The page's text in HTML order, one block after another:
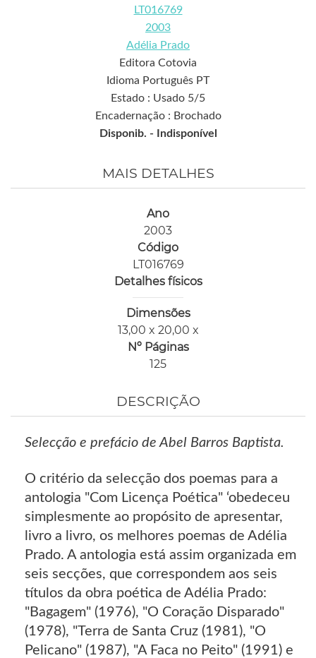
LT016769
2003
Adélia Prado
Editora Cotovia
Idioma Português PT
Estado : Usado 5/5
Encadernação : Brochado
Disponib. -
Indisponível
MAIS DETALHES
Ano
2003
Código
LT016769
Detalhes físicos
Dimensões
13,00 x 20,00 x
Nº Páginas
125
DESCRIÇÃO
Selecção e prefácio de Abel Barros Baptista.
O critério da selecção dos poemas para a
antologia "Com Licença Poética" ‘obedeceu
simplesmente ao propósito de apresentar,
livro a livro, os melhores poemas de Adélia
Prado. A antologia está assim organizada em
seis secções, que correspondem aos seis
títulos da obra poética de Adélia Prado:
"Bagagem" (1976), "O Coração Disparado"
(1978), "Terra de Santa Cruz (1981), "O
Pelicano" (1987), "A Faca no Peito" (1991) e